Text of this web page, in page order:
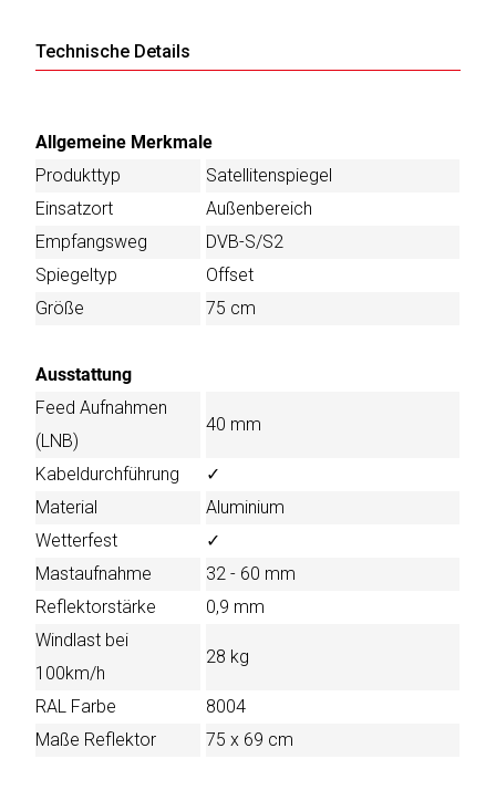
Technische Details
Allgemeine Merkmale
Produkttyp
Satellitenspiegel
Einsatzort
Außenbereich
Empfangsweg
DVB-S/S2
Spiegeltyp
Offset
Größe
75 cm
Ausstattung
Feed Aufnahmen
(LNB)
40 mm
Kabeldurchführung
✓
Material
Aluminium
Wetterfest
✓
Mastaufnahme
32 - 60 mm
Reflektorstärke
0,9 mm
Windlast bei
100km/h
28 kg
RAL Farbe
8004
Maße Reflektor
75 x 69 cm